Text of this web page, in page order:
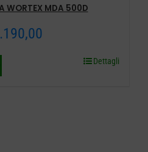
WORTEX MDA 500D
Dettagli